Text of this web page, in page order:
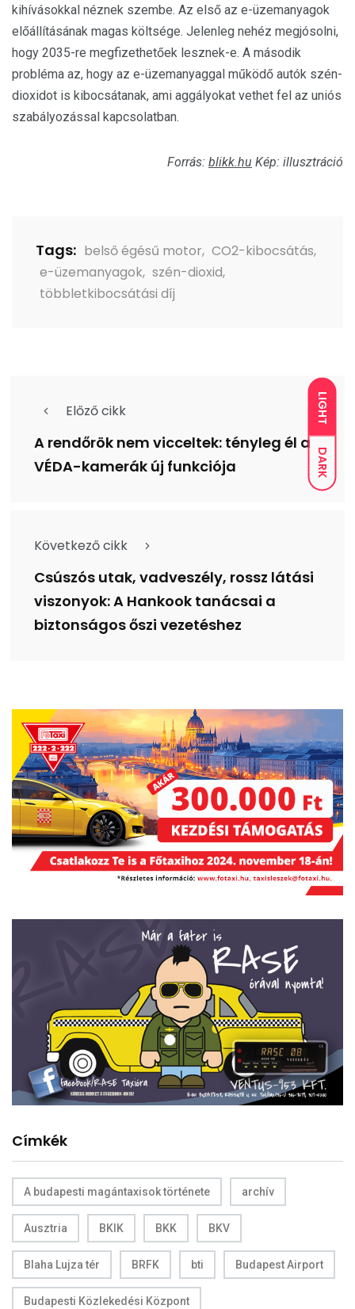
LIGHT
DARK
kihívásokkal néznek szembe. Az első az e-üzemanyagok
előállításának magas költsége. Jelenleg nehéz megjósolni,
hogy 2035-re megfizethetőek lesznek-e. A második
probléma az, hogy az e-üzemanyaggal működő autók szén-
dioxidot is kibocsátanak, ami aggályokat vethet fel az uniós
szabályozással kapcsolatban.
Forrás: blikk.hu Kép: illusztráció
Tags: belső égésű motor, CO2-kibocsátás,
e-üzemanyagok, szén-dioxid,
többletkibocsátási díj
Előző cikk
A rendőrök nem vicceltek: tényleg él a
VÉDA-kamerák új funkciója
Következő cikk
Csúszós utak, vadveszély, rossz látási
viszonyok: A Hankook tanácsai a
biztonságos őszi vezetéshez
Címkék
A budapesti magántaxisok története archív
Ausztria BKIK BKK BKV
Blaha Lujza tér BRFK bti Budapest Airport
Budapesti Közlekedési Központ